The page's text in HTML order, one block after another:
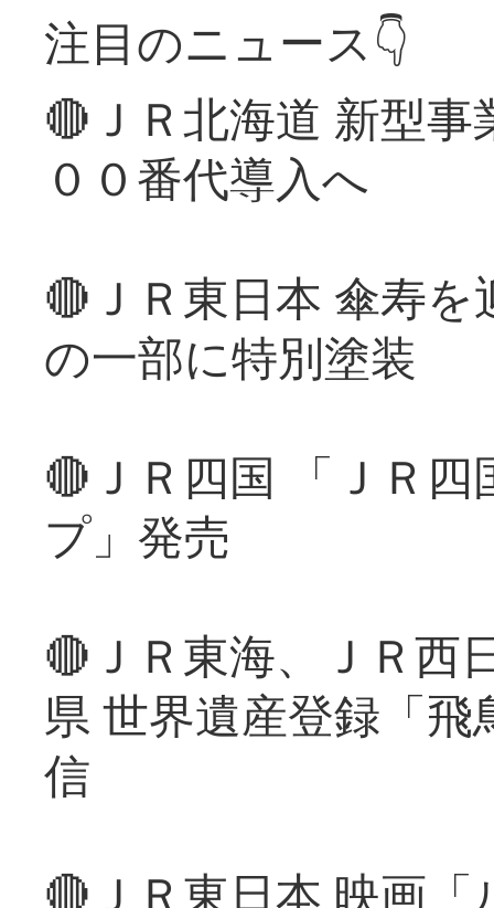
注目のニュース👇
🔴ＪＲ北海道 新型
００番代導入へ
🔴ＪＲ東日本 傘寿
の一部に特別塗装
🔴ＪＲ四国 「ＪＲ
プ」発売
🔴ＪＲ東海、ＪＲ西
県 世界遺産登録「
信
🔴ＪＲ東日本 映画